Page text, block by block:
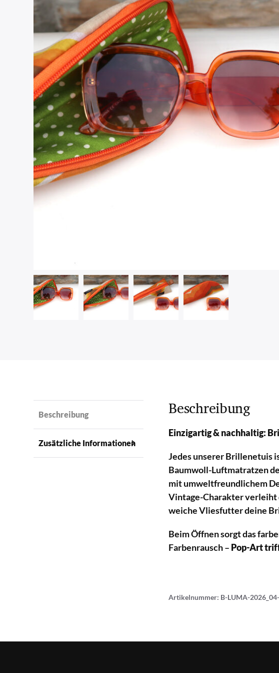
Beschreibung
Zusätzliche Informationen
Beschreibung
Einzigartig & nachhaltig:
Jedes unserer Brillenetuis
Baumwoll-Luftmatratzen
mit umweltfreundlichem
Vintage-Charakter verleiht
weiche Vliesfutter deine
Beim Öffnen sorgt das
Farbenrausch – Pop-Art
Artikelnummer: B-LUMA-